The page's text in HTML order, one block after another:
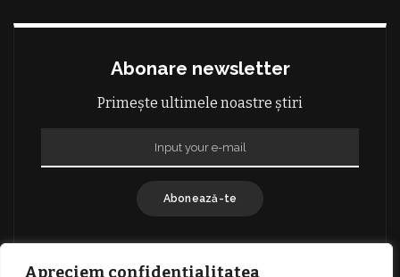
Apreciem confidențialitatea
Abonare newsletter
Primește ultimele noastre știri
Abonează-te